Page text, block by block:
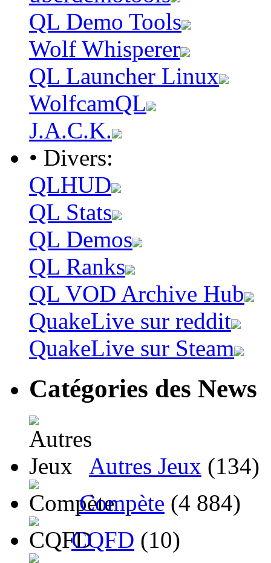
QL Demo Tools
Wolf Whisperer
QL Launcher Linux
WolfcamQL
J.A.C.K.
• Divers:
QLHUD
QL Stats
QL Demos
QL Ranks
QL VOD Archive Hub
QuakeLive sur reddit
QuakeLive sur Steam
Catégories des News
Autres Jeux (134)
Compète (4 884)
CQFD (10)